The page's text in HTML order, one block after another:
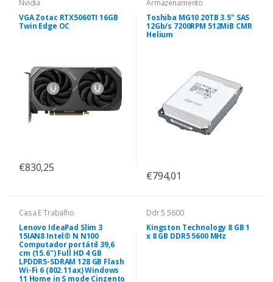
Nvidia
VGA Zotac RTX5060TI 16GB
Twin Edge OC
€830,25
Armazenamento
Toshiba MG10 20TB 3.5" SAS
12Gb/s 7200RPM 512MiB CMR
Helium
€794,01
Casa E Trabalho
Lenovo IdeaPad Slim 3
15IAN8 Intel® N N100
Computador portátil 39,6
cm (15.6") Full HD 4 GB
LPDDR5-SDRAM 128 GB Flash
Wi-Fi 6 (802.11ax) Windows
11 Home in S mode Cinzento
Ddr 5 5600
Kingston Technology 8 GB 1
x 8 GB DDR5 5600 MHz